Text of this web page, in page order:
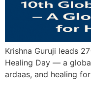
Krishna Guruji leads
Healing Day — a
ardaas, and healing